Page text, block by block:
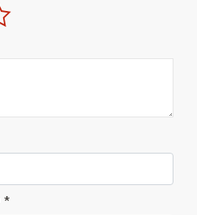
*